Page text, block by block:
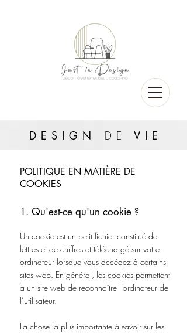
DESIGN DE VI E
POLITIQUE EN MATIÈRE DE
COOKIES
1. Qu'est-ce qu'un cookie ?
Un cookie est un petit fichier constitué de
lettres et de chiffres et téléchargé sur votre
ordinateur lorsque vous accédez à certains
sites web. En général, les cookies permettent
à un site web de reconnaître l'ordinateur de
l’utilisateur.
La chose la plus importante à savoir sur les